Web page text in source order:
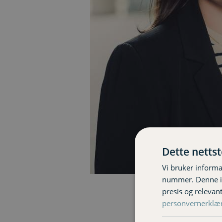
Fagsjef Ragna
Dette
Vi bruker
nummer. Denne
presis og